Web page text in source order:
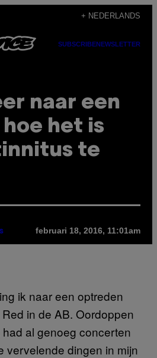
+ NEDERLANDS
SUBSCRIBENEWSLETTER
naar een
het is
te
februari 18, 2016, 11:01am
ik naar een optreden
in de AB. Oordoppen
al genoeg concerten
vervelende dingen in mijn